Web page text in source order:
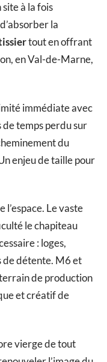
à la fois
la
tout en offrant
en Val-de-Marne,
immédiate avec
de temps perdu sur
du
enjeu de taille pour
Le vaste
le chapiteau
: loges,
de détente. M6 et
de production
et créatif de
vierge de tout